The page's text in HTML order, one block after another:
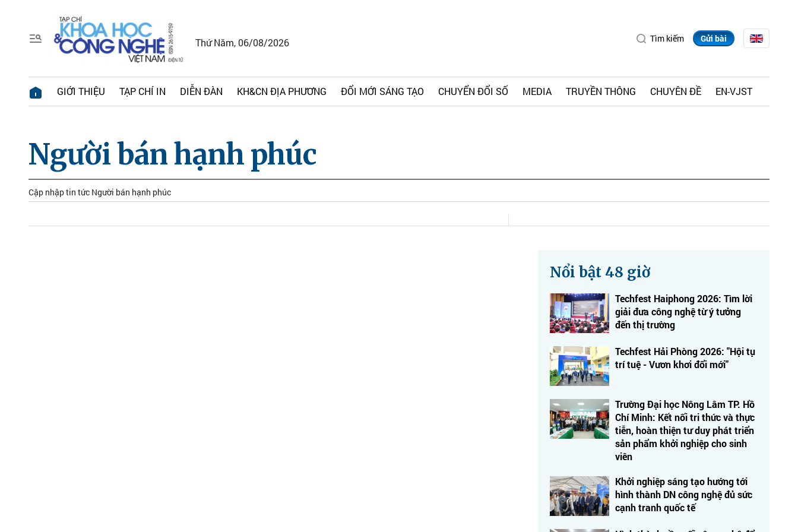
Thứ Năm, 06/08/2026 Tìm kiếm Gửi bài
GIỚI THIỆU TẠP CHÍ IN DIỄN ĐÀN KH&CN ĐỊA PHƯƠNG ĐỔI MỚI SÁNG TẠO CHUYỂN ĐỔI SỐ MEDIA TRUYỀN THÔNG CHUYÊN ĐỀ EN-VJST
Người bán hạnh phúc
Cập nhập tin tức Người bán hạnh phúc
Nổi bật 48 giờ
Techfest Haiphong 2026: Tìm lời
giải đưa công nghệ từ ý tưởng
đến thị trường
Techfest Hải Phòng 2026: "Hội tụ
trí tuệ - Vươn khơi đổi mới"
Trường Đại học Nông Lâm TP. Hồ
Chí Minh: Kết nối tri thức và thực
tiễn, hoàn thiện tư duy phát triển
sản phẩm khởi nghiệp cho sinh
viên
Khởi nghiệp sáng tạo hướng tới
hình thành DN công nghệ đủ sức
cạnh tranh quốc tế